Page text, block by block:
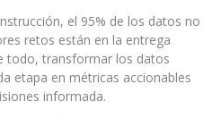
el 95% de los datos no
retos están en la entrega
todo, transformar los datos
etapa en métricas accionables
informada.